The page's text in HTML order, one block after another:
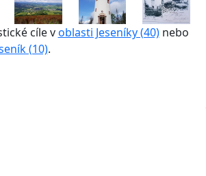
cíle voblasti Jeseníky (40)nebo
(10).